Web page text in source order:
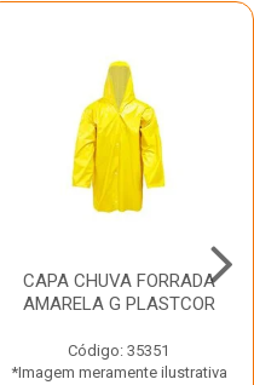
CAPA CHUVA FORRADA
AMARELA G PLASTCOR
Código: 35351
*Imagem meramente ilustrativa